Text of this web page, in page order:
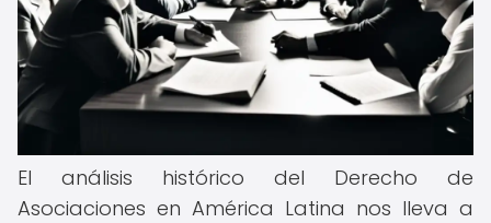
El análisis histórico del Derecho de
Asociaciones en América Latina nos lleva a